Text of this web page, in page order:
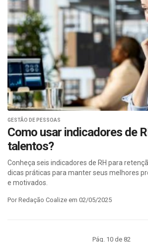
GESTÃO DE PESSOAS
Como usar indicadores de
talentos?
Conheça seis indicadores de RH para
dicas práticas para manter seus melhores
e motivados.
Por Redação Coalize em 02/05/2025
Pág. 10 de 82